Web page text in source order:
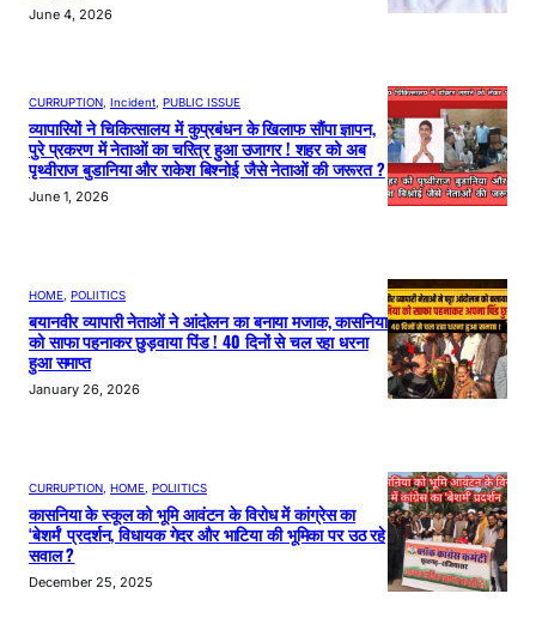
June 4, 2026
CURRUPTION, Incident, PUBLIC ISSUE
व्यापारियों ने चिकित्सालय में कुप्रबंधन के खिलाफ सौंपा ज्ञापन,
पुरे प्रकरण में नेताओं का चरित्र हुआ उजागर ! शहर को अब
पृथ्वीराज बुडानिया और राकेश बिश्नोई जैसे नेताओं की जरूरत ?
June 1, 2026
HOME, POLIITICS
बयानवीर व्यापारी नेताओं ने आंदोलन का बनाया मजाक, कासनिया
को साफा पहनाकर छुड़वाया पिंड ! 40 दिनों से चल रहा धरना
हुआ समाप्त
January 26, 2026
CURRUPTION, HOME, POLIITICS
कासनिया के स्कूल को भूमि आवंटन के विरोध में कांग्रेस का
‘बेशर्म’ प्रदर्शन, विधायक गेदर और भाटिया की भूमिका पर उठ रहे
सवाल ?
December 25, 2025